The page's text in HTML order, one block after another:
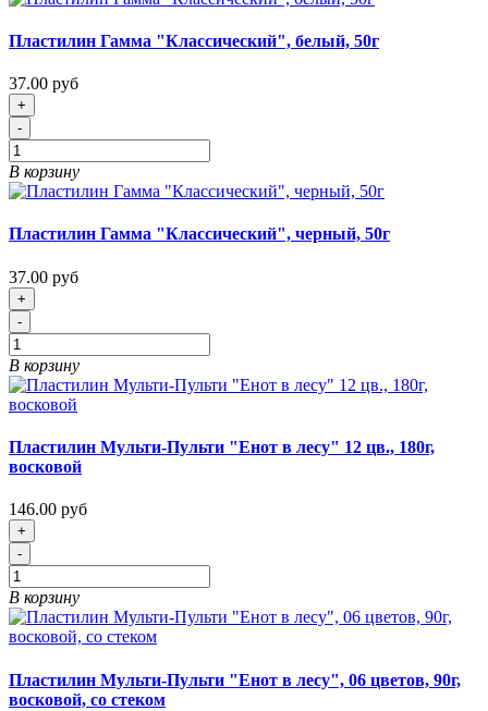
Пластилин Гамма "Классический", белый, 50г
37.00 руб
+
-
В корзину
Пластилин Гамма "Классический", черный, 50г
37.00 руб
+
-
В корзину
Пластилин Мульти-Пульти "Енот в лесу" 12 цв., 180г,
восковой
146.00 руб
+
-
В корзину
Пластилин Мульти-Пульти "Енот в лесу", 06 цветов, 90г,
восковой, со стеком